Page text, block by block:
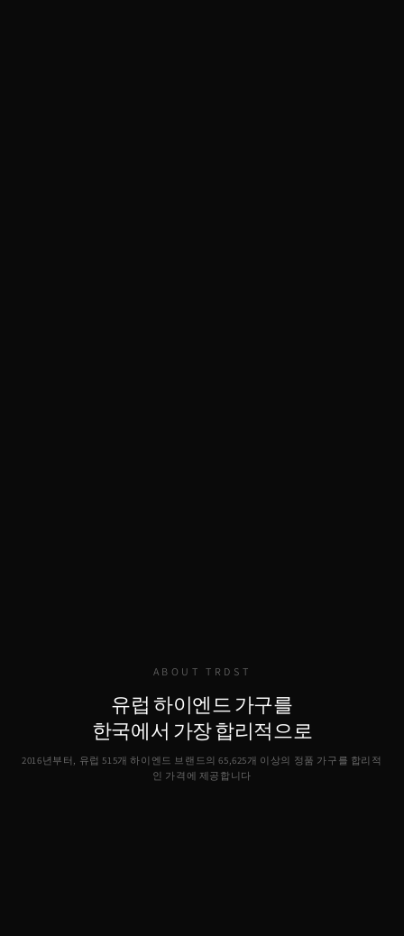
ABOUT TRDST
유럽 하이엔드 가구를
한국에서 가장 합리적으로
2016년부터, 유럽 515개 하이엔드 브랜드의65,625개 이상의 정품 가구를 합리적
인 가격에 제공합니다